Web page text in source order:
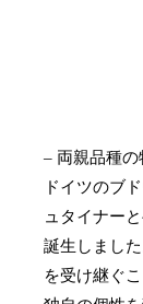
– 両親品種の
ドイツのブ
ュタイナー
誕生しまし
を受け継ぐ